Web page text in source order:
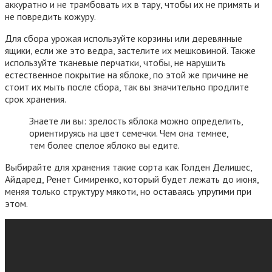
аккуратно и не трамбовать их в тару, чтобы их не примять и
не повредить кожуру.
Для сбора урожая используйте корзины или деревянные
ящики, если же это ведра, застелите их мешковиной. Также
используйте тканевые перчатки, чтобы, не нарушить
естественное покрытие на яблоке, по этой же причине не
стоит их мыть после сбора, так вы значительно продлите
срок хранения.
Знаете ли вы: зрелость яблока можно определить,
ориентируясь на цвет семечки. Чем она темнее,
тем более спелое яблоко вы едите.
Выбирайте для хранения такие сорта как Голден Делишес,
Айдаред, Ренет Симиренко, который будет лежать до июня,
меняя только структуру мякоти, но оставаясь упругими при
этом.